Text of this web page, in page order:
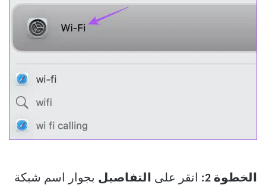
الخطوة 2: انقر على التفاصيل بجوار اسم شبكة